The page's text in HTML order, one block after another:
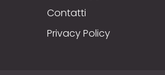
Contatti
Privacy Policy